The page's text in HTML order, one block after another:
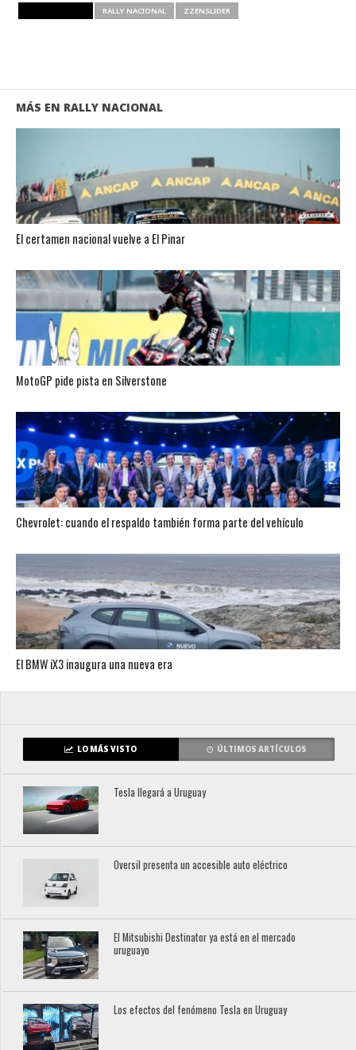
RALLY NACIONAL ZZENSLIDER
MÁS EN RALLY NACIONAL
El certamen nacional vuelve a El Pinar
MotoGP pide pista en Silverstone
Chevrolet: cuando el respaldo también forma parte del vehículo
El BMW iX3 inaugura una nueva era
LO MÁS VISTO ÚLTIMOS ARTÍCULOS
Tesla llegará a Uruguay
Oversil presenta un accesible auto eléctrico
El Mitsubishi Destinator ya está en el mercado
uruguayo
Los efectos del fenómeno Tesla en Uruguay